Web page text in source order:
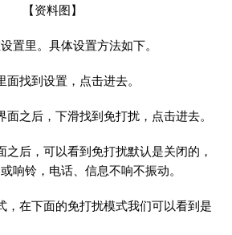
【资料图】
置里。具体设置方法如下。
面找到设置，点击进去。
面之后，下滑找到免打扰，点击进去。
之后，可以看到免打扰默认是关闭的，
响铃，电话、信息不响不振动。
，在下面的免打扰模式我们可以看到是